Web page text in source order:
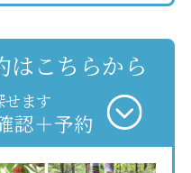
はこちらから
せます
認＋予約